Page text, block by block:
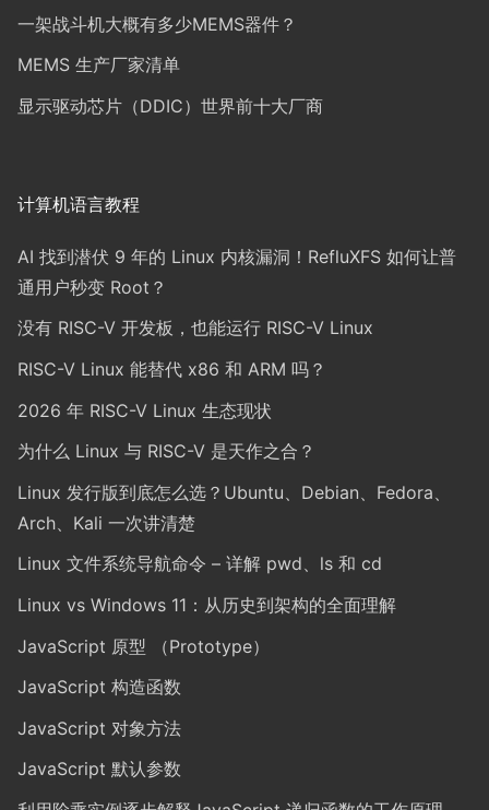
一架战斗机大概有多少MEMS器件？
MEMS 生产厂家清单
显示驱动芯片（DDIC）世界前十大厂商
计算机语言教程
AI 找到潜伏 9 年的 Linux 内核漏洞！RefluXFS 如何让普
通用户秒变 Root？
没有 RISC-V 开发板，也能运行 RISC-V Linux
RISC-V Linux 能替代 x86 和 ARM 吗？
2026 年 RISC-V Linux 生态现状
为什么 Linux 与 RISC-V 是天作之合？
Linux 发行版到底怎么选？Ubuntu、Debian、Fedora、
Arch、Kali 一次讲清楚
Linux 文件系统导航命令 – 详解 pwd、ls 和 cd
Linux vs Windows 11：从历史到架构的全面理解
JavaScript 原型 （Prototype）
JavaScript 构造函数
JavaScript 对象方法
JavaScript 默认参数